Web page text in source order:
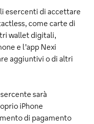
esercenti di accettare
come carte di
wallet digitali,
e l’app Nexi
aggiuntivi o di altri
sarà
iPhone
di pagamento